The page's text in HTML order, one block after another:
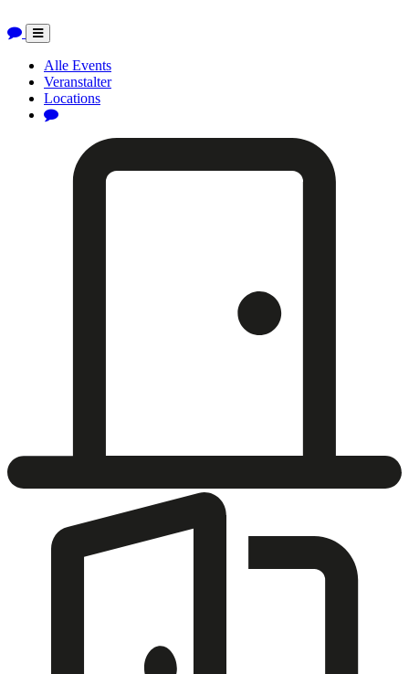
Toggle
navigation
Alle Events
Veranstalter
Locations